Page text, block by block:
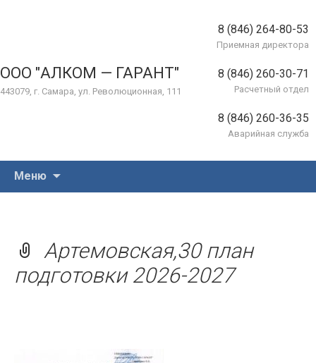
ООО "АЛКОМ — ГАРАНТ"
443079, г. Самара, ул. Революционная, 111
8 (846) 264-80-53
Приемная директора
8 (846) 260-30-71
Расчетный отдел
8 (846) 260-36-35
Аварийная служба
Меню
Артемовская,30 план
подготовки 2026-2027